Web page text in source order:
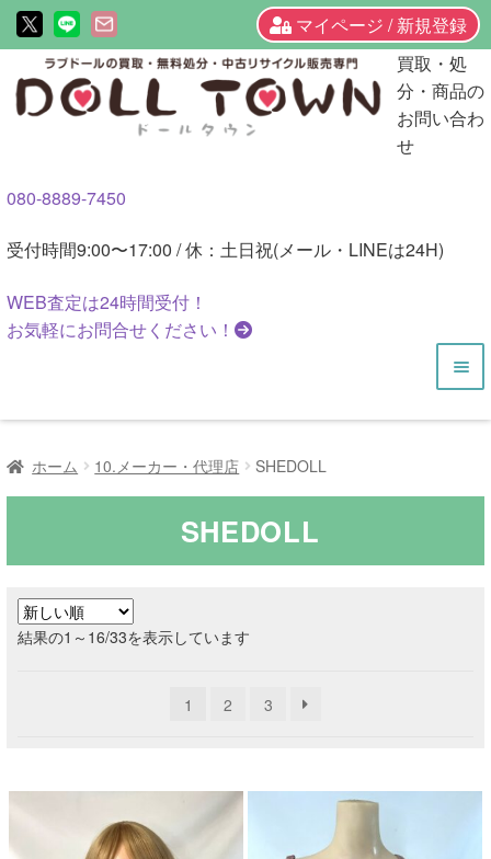
マイページ / 新規登録
ビ
ゲ
ョ
へ
キ
ッ
ン
テ
へ
キ
プ
買取・処
分・商品の
お問い合わ
せ
080-8889-7450
受付時間9:00〜17:00 / 休：土日祝(メール・LINEは24H)
WEB査定は24時間受付！
お気軽にお問合せください！
HOME
商品一覧
ラブドール買取・処分
ホーム 10.メーカー・代理店 SHEDOLL
SHEDOLL
結果の1～16/33を表示しています新
1 2 3